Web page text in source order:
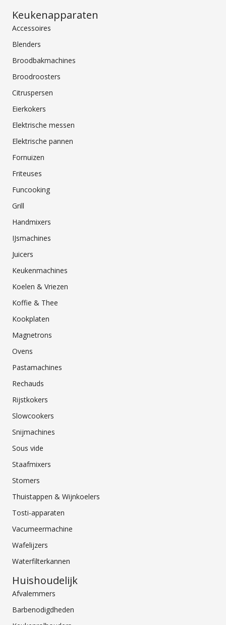
Keukenapparaten
Accessoires
Blenders
Broodbakmachines
Broodroosters
Citruspersen
Eierkokers
Elektrische messen
Elektrische pannen
Fornuizen
Friteuses
Funcooking
Grill
Handmixers
IJsmachines
Juicers
Keukenmachines
Koelen & Vriezen
Koffie & Thee
Kookplaten
Magnetrons
Ovens
Pastamachines
Rechauds
Rijstkokers
Slowcookers
Snijmachines
Sous vide
Staafmixers
Stomers
Thuistappen & Wijnkoelers
Tosti-apparaten
Vacumeermachine
Wafelijzers
Waterfilterkannen
Huishoudelijk
Afvalemmers
Barbenodigdheden